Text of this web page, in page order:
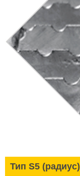
Тип S5 (радиус)